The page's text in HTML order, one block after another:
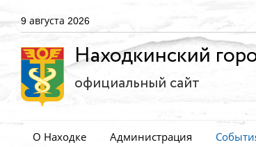
9 августа 2026
Находкинский
официальный сайт
О Находке Администрация